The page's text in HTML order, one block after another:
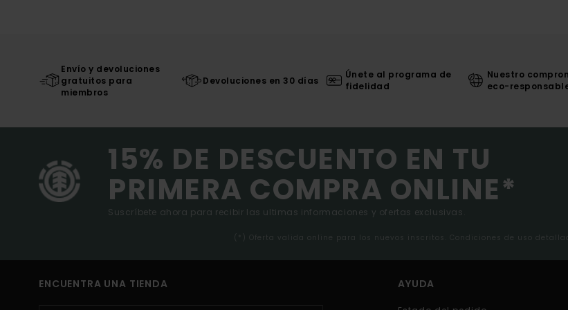
Envío y devoluciones
gratuitos para
miembros
Devoluciones en 30 días
Únete al programa de
fidelidad
Nuestro
eco-
15% DE DESCUENTO EN TU
PRIMERA COMPRA ONLINE*
Suscríbete ahora para recibir las ultimas informaciones y ofertas exclusivas.
(*) Oferta valida online para los nuevos inscritos. Condiciones de uso
ENCUENTRA UNA TIENDA AYUDA